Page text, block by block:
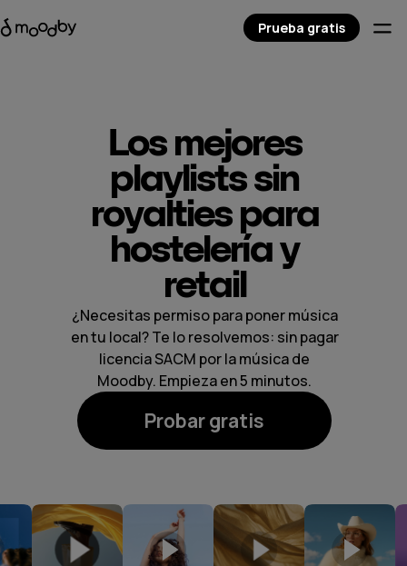
Los mejores
playlists sin
royaltiespara
hostelería y
retail
¿Necesitas permiso para poner música
en tu local? Te lo resolvemos: sin pagar
licencia SACM por la música de
Moodby. Empieza en 5 minutos.
Probar gratis
Prueba gratis